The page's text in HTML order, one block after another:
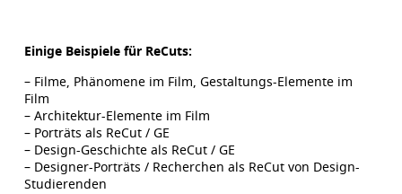
Einige Beispiele für ReCuts:
– Filme, Phänomene im Film, Gestaltungs-Elemente im
Film
– Architektur-Elemente im Film
– Porträts als ReCut / GE
– Design-Geschichte als ReCut / GE
– Designer-Porträts / Recherchen als ReCut von Design-
Studierenden